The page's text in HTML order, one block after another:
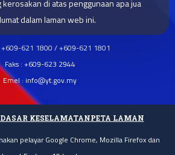
di atas penggunaan apa jua
dalam laman web ini.
+609-621 1800 / +609-621 1801
Faks : +609-623 2944
Emel : info@yt.gov.my
DASAR KESELAMATANPETA LAMAN
pelayar Google Chrome, Mozilla Firefox dan